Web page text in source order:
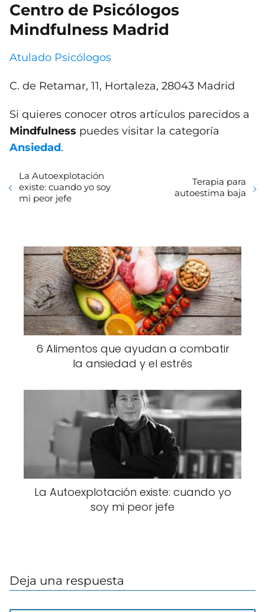
Centro de Psicólogos
Mindfulness Madrid
Atulado Psicólogos
C. de Retamar, 11, Hortaleza, 28043 Madrid
Si quieres conocer otros artículos parecidos a
Mindfulness puedes visitar la categoría
Ansiedad.
La Autoexplotación
existe: cuando yo soy
mi peor jefe
Terapia para
autoestima baja
6 Alimentos que ayudan a combatir
la ansiedad y el estrés
La Autoexplotación existe: cuando yo
soy mi peor jefe
Deja una respuesta